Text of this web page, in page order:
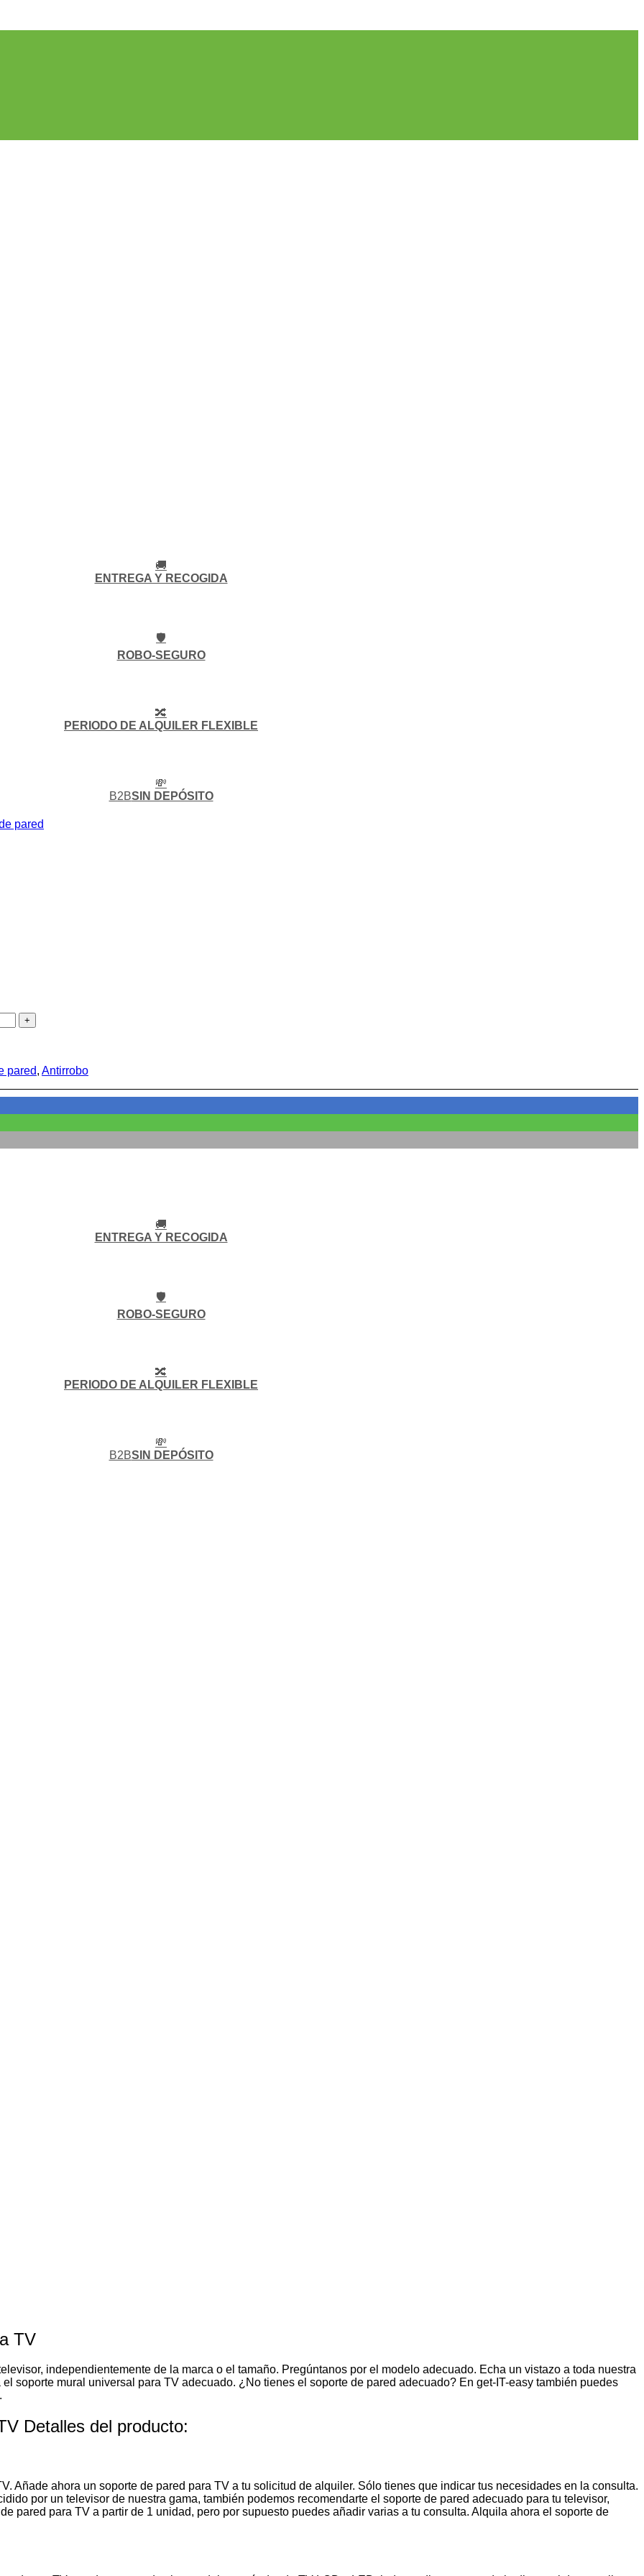
🚚
ENTREGA Y RECOGIDA
🛡️
ROBO-SEGURO
🔀
PERIODO DE ALQUILER FLEXIBLE
💸
B2BSIN DEPÓSITO
pared
pared, Antirrobo
🚚
ENTREGA Y RECOGIDA
🛡️
ROBO-SEGURO
🔀
PERIODO DE ALQUILER FLEXIBLE
💸
B2BSIN DEPÓSITO
TV
independientemente de la marca o el tamaño. Pregúntanos por el modelo adecuado. Echa un vistazo a toda nuestra
el soporte mural universal para TV adecuado. ¿No tienes el soporte de pared adecuado? En get-IT-easy también puedes
Detalles del producto:
Añade ahora un soporte de pared para TV a tu solicitud de alquiler. Sólo tienes que indicar tus necesidades en la consulta.
por un televisor de nuestra gama, también podemos recomendarte el soporte de pared adecuado para tu televisor,
pared para TV a partir de 1 unidad, pero por supuesto puedes añadir varias a tu consulta. Alquila ahora el soporte de